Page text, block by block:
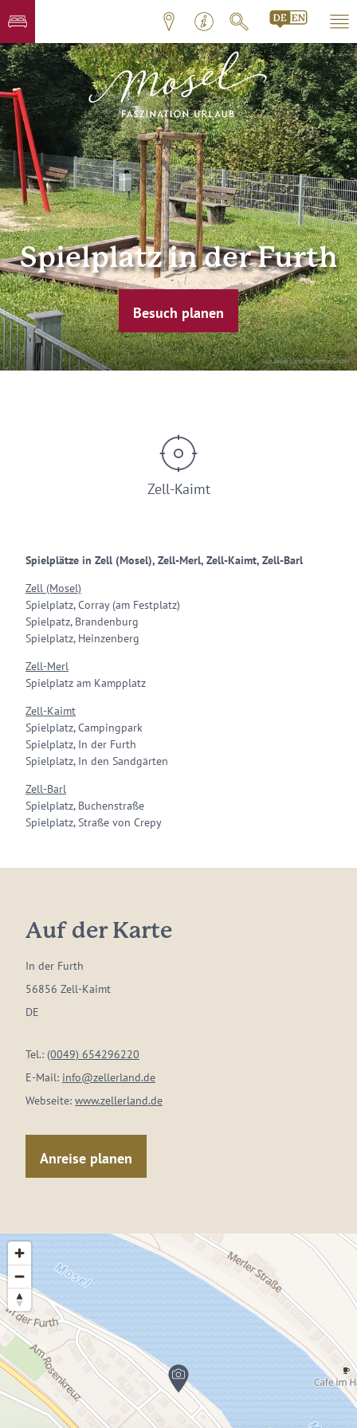
© Zeller Land Tourismus GmbH
Spielplatz in der Furth
Besuch planen
Zell-Kaimt
Spielplätze in Zell (Mosel), Zell-Merl, Zell-Kaimt, Zell-Barl
Zell (Mosel)
Spielplatz, Corray (am Festplatz)
Spielpatz, Brandenburg
Spielplatz, Heinzenberg
Zell-Merl
Spielplatz am Kampplatz
Zell-Kaimt
Spielplatz, Campingpark
Spielplatz, In der Furth
Spielplatz, In den Sandgärten
Zell-Barl
Spielplatz, Buchenstraße
Spielplatz, Straße von Crepy
Auf der Karte
In der Furth
56856 Zell-Kaimt
DE
Tel.: (0049) 654296220
E-Mail: info@zellerland.de
Webseite: www.zellerland.de
Anreise planen